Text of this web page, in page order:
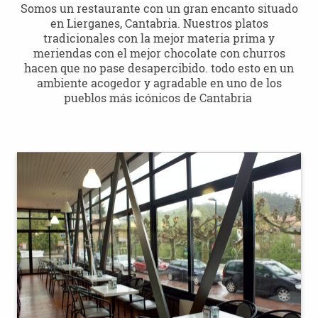
Somos un restaurante con un gran encanto situado
en Lierganes, Cantabria. Nuestros platos
tradicionales con la mejor materia prima y
meriendas con el mejor chocolate con churros
hacen que no pase desapercibido. todo esto en un
ambiente acogedor y agradable en uno de los
pueblos más icónicos de Cantabria